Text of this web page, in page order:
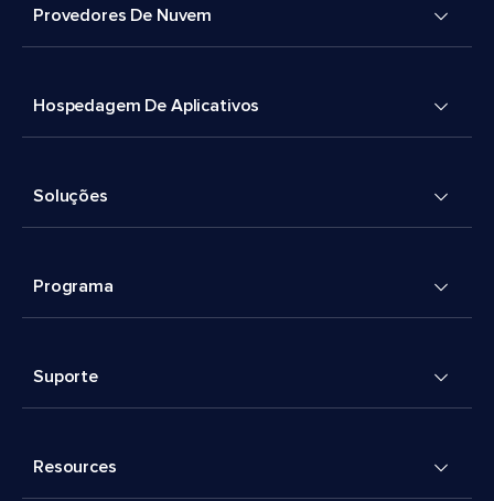
Provedores De Nuvem
Hospedagem De Aplicativos
Soluções
Programa
Suporte
Resources